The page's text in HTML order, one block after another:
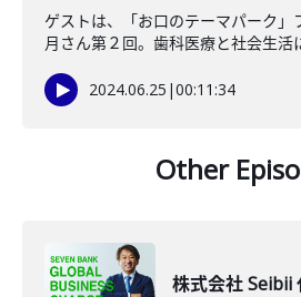
ゲストは、「お口のテーマパーク」
月さん第２回。歯科医療と社会生活
2024.06.25 |00:11:34
Other
株式会社 Seibii